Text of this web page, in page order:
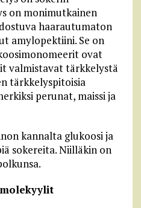
on monimutkainen
haarautumaton
amylopektiini. Se on
ovat
valmistavat tärkkelystä
tärkkelyspitoisia
perunat, maissi ja
kannalta glukoosi ja
sokereita. Niilläkin on